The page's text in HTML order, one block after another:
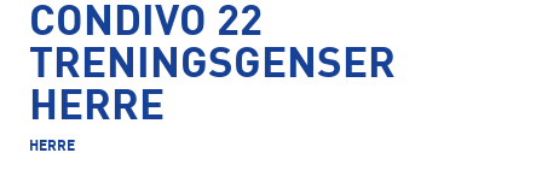
CONDIVO 22
TRENINGSGENSER
HERRE
HERRE